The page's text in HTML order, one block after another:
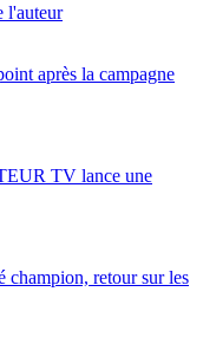
l'auteur
après la campagne
TV lance une
champion, retour sur les